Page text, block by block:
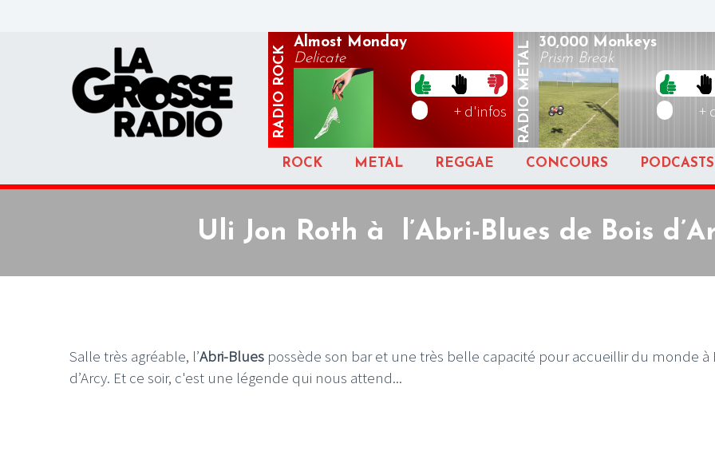
RADIO
ROCK
Almost Monday
Delicate
+ d'infos RADIO
METAL 30,000 Monkeys
Prism Break
+
ROCK METAL REGGAE CONCOURS PODCASTS
Uli Jon Roth à l’Abri-Blues de Bois
Salle très agréable, l’Abri-Blues possède son bar et une très belle capacité pour accueillir du monde à
d’Arcy. Et ce soir, c'est une légende qui nous attend...